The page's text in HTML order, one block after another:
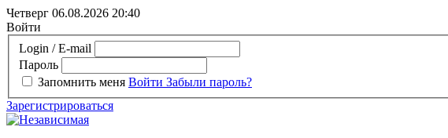
Четверг 06.08.2026 20:40
Войти
Login / E-mail
Пароль
Запомнить меня Войти Забыли пароль?
Зарегистрироваться